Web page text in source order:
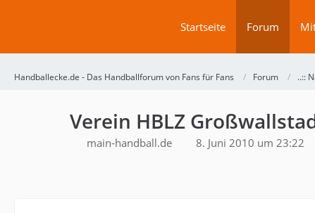
Startseite Forum
Handballecke.de - Das Handballforum von Fans für Fans Forum ..::
Verein HBLZ
main-handball.de 8. Juni 2010 um 23:22